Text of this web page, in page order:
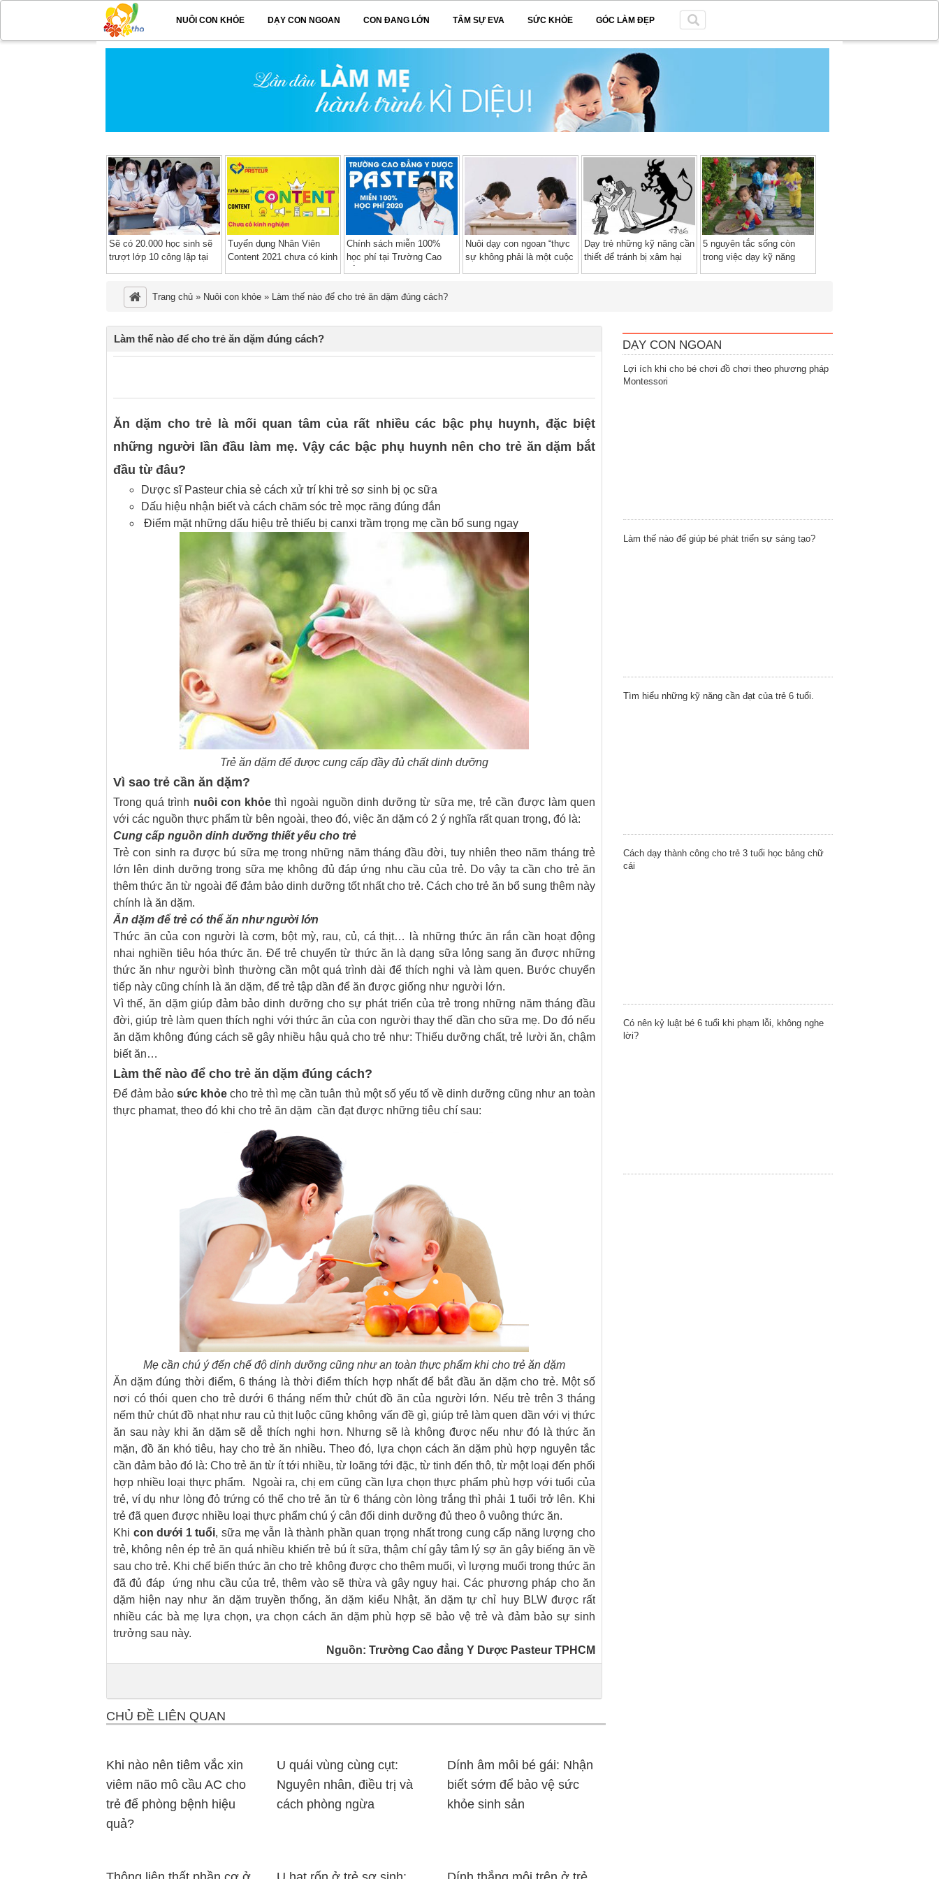
NUÔI CON KHỎE DẠY CON NGOAN CON ĐANG LỚN TÂM SỰ EVA SỨC KHỎE GÓC LÀM ĐẸP
Sẽ có 20.000 học sinh sẽ
trượt lớp 10 công lập tại
Tuyển dụng Nhân Viên
Content 2021 chưa có kinh
Chính sách miễn 100%
học phí tại Trường Cao
Nuôi dạy con ngoan “thực
sự không phải là một cuộc
Dạy trẻ những kỹ năng cần
thiết để tránh bị xâm hại
5 nguyên tắc sống còn
trong việc dạy kỹ năng
Trang chủ » Nuôi con khỏe » Làm thế nào để cho trẻ ăn dặm đúng cách?
Làm thế nào để cho trẻ ăn dặm đúng cách?
Ăn dặm cho trẻ là mối quan tâm của rất nhiều các bậc phụ huynh, đặc biệt
những người lần đầu làm mẹ. Vậy các bậc phụ huynh nên cho trẻ ăn dặm bắt
đầu từ đâu?
Dược sĩ Pasteur chia sẻ cách xử trí khi trẻ sơ sinh bị ọc sữa
Dấu hiệu nhận biết và cách chăm sóc trẻ mọc răng đúng đắn
Điểm mặt những dấu hiệu trẻ thiếu bị canxi trầm trọng mẹ cần bổ sung ngay
Trẻ ăn dặm để được cung cấp đầy đủ chất dinh dưỡng
Vì sao trẻ cần ăn dặm?
Trong quá trình nuôi con khỏe thì ngoài nguồn dinh dưỡng từ sữa mẹ, trẻ cần được làm quen
với các nguồn thực phẩm từ bên ngoài, theo đó, việc ăn dặm có 2 ý nghĩa rất quan trọng, đó là:
Cung cấp nguồn dinh dưỡng thiết yếu cho trẻ
Trẻ con sinh ra được bú sữa mẹ trong những năm tháng đầu đời, tuy nhiên theo năm tháng trẻ
lớn lên dinh dưỡng trong sữa mẹ không đủ đáp ứng nhu cầu của trẻ. Do vậy ta cần cho trẻ ăn
thêm thức ăn từ ngoài để đảm bảo dinh dưỡng tốt nhất cho trẻ. Cách cho trẻ ăn bổ sung thêm này
chính là ăn dặm.
Ăn dặm để trẻ có thể ăn như người lớn
Thức ăn của con người là cơm, bột mỳ, rau, củ, cá thịt… là những thức ăn rắn cần hoạt động
nhai nghiền tiêu hóa thức ăn. Để trẻ chuyển từ thức ăn là dạng sữa lỏng sang ăn được những
thức ăn như người bình thường cần một quá trình dài để thích nghi và làm quen. Bước chuyển
tiếp này cũng chính là ăn dặm, để trẻ tập dần để ăn được giống như người lớn.
Vì thế, ăn dặm giúp đảm bảo dinh dưỡng cho sự phát triển của trẻ trong những năm tháng đầu
đời, giúp trẻ làm quen thích nghi với thức ăn của con người thay thế dần cho sữa mẹ. Do đó nếu
ăn dặm không đúng cách sẽ gây nhiều hậu quả cho trẻ như: Thiếu dưỡng chất, trẻ lười ăn, chậm
biết ăn…
Làm thế nào để cho trẻ ăn dặm đúng cách?
Để đảm bảosức khỏe cho trẻ thì mẹ cần tuân thủ một số yếu tố về dinh dưỡng cũng như an toàn
thực phamat, theo đó khi cho trẻ ăn dặm cần đạt được những tiêu chí sau:
Mẹ cần chú ý đến chế độ dinh dưỡng cũng như an toàn thực phẩm khi cho trẻ ăn dặm
Ăn dặm đúng thời điểm, 6 tháng là thời điểm thích hợp nhất để bắt đầu ăn dặm cho trẻ. Một số
nơi có thói quen cho trẻ dưới 6 tháng nếm thử chút đồ ăn của người lớn. Nếu trẻ trên 3 tháng
nếm thử chút đồ nhạt như rau củ thịt luộc cũng không vấn đề gì, giúp trẻ làm quen dần với vị thức
ăn sau này khi ăn dặm sẽ dễ thích nghi hơn. Nhưng sẽ là không được nếu như đó là thức ăn
mặn, đồ ăn khó tiêu, hay cho trẻ ăn nhiều. Theo đó, lựa chọn cách ăn dặm phù hợp nguyên tắc
cần đảm bảo đó là: Cho trẻ ăn từ ít tới nhiều, từ loãng tới đặc, từ tinh đến thô, từ một loại đến phối
hợp nhiều loại thực phẩm. Ngoài ra, chị em cũng cần lựa chọn thực phẩm phù hợp với tuổi của
trẻ, ví dụ như lòng đỏ trứng có thể cho trẻ ăn từ 6 tháng còn lòng trắng thì phải 1 tuổi trở lên. Khi
trẻ đã quen được nhiều loại thực phẩm chú ý cân đối dinh dưỡng đủ theo ô vuông thức ăn.
Khi con dưới 1 tuổi, sữa mẹ vẫn là thành phần quan trọng nhất trong cung cấp năng lượng cho
trẻ, không nên ép trẻ ăn quá nhiều khiến trẻ bú ít sữa, thậm chí gây tâm lý sợ ăn gây biếng ăn về
sau cho trẻ. Khi chế biến thức ăn cho trẻ không được cho thêm muối, vì lượng muối trong thức ăn
đã đủ đáp ứng nhu cầu của trẻ, thêm vào sẽ thừa và gây nguy hại. Các phương pháp cho ăn
dặm hiện nay như ăn dặm truyền thống, ăn dặm kiểu Nhật, ăn dặm tự chỉ huy BLW được rất
nhiều các bà mẹ lựa chọn, ựa chọn cách ăn dặm phù hợp sẽ bảo vệ trẻ và đảm bảo sự sinh
trưởng sau này.
Nguồn: Trường Cao đẳng Y Dược Pasteur TPHCM
CHỦ ĐỀ LIÊN QUAN
Khi nào nên tiêm vắc xin
viêm não mô cầu AC cho
trẻ để phòng bệnh hiệu
quả?
U quái vùng cùng cụt:
Nguyên nhân, điều trị và
cách phòng ngừa
Dính âm môi bé gái: Nhận
biết sớm để bảo vệ sức
khỏe sinh sản
DẠY CON NGOAN
Lợi ích khi cho bé chơi đồ chơi theo phương pháp
Montessori
Làm thế nào để giúp bé phát triển sự sáng tạo?
Tìm hiểu những kỹ năng cần đạt của trẻ 6 tuổi.
Cách dạy thành công cho trẻ 3 tuổi học bảng chữ
cái
Có nên kỷ luật bé 6 tuổi khi phạm lỗi, không nghe
lời?